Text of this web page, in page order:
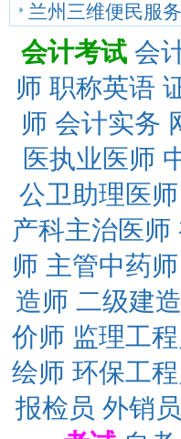
兰州三维便民服
http://
会计考试 会
师 职称英语
师 会计实务
医执业医师
公卫助理医师
产科主治医师
师 主管中药师
造师 二级建
价师 监理工
绘师 环保工
报检员 外销员